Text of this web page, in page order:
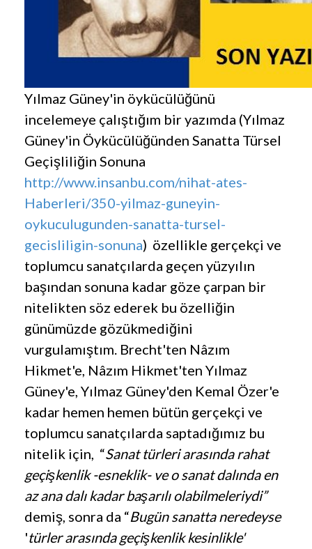
Yılmaz Güney'in öykücülüğünü
incelemeye çalıştığım bir yazımda (Yılmaz
Güney'in Öykücülüğünden Sanatta Türsel
Geçişliliğin Sonuna
http://www.insanbu.com/nihat-ates-
Haberleri/350-yilmaz-guneyin-
oykuculugunden-sanatta-tursel-
gecisliligin-sonuna) özellikle gerçekçi ve
toplumcu sanatçılarda geçen yüzyılın
başından sonuna kadar göze çarpan bir
nitelikten söz ederek bu özelliğin
günümüzde gözükmediğini
vurgulamıştım. Brecht'ten Nâzım
Hikmet'e, Nâzım Hikmet'ten Yılmaz
Güney'e, Yılmaz Güney'den Kemal Özer'e
kadar hemen hemen bütün gerçekçi ve
toplumcu sanatçılarda saptadığımız bu
nitelik için, “Sanat türleri arasında rahat
geçişkenlik -esneklik- ve o sanat dalında en
az ana dalı kadar başarılı olabilmeleriydi”
demiş, sonra da “Bugün sanatta neredeyse
'türler arasında geçişkenlik kesinlikle'